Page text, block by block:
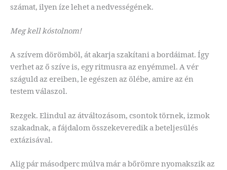
számat, ilyen íze lehet a nedvességének.
Meg kell kóstolnom!
A szívem dörömböl, át akarja szakítani a bordáimat. Így
verhet az ő szíve is, egy ritmusra az enyémmel. A vér
száguld az ereiben, le egészen az ölébe, amire az én
testem válaszol.
Rezgek. Elindul az átváltozásom, csontok törnek, izmok
szakadnak, a fájdalom összekeveredik a beteljesülés
extázisával.
Alig pár másodperc múlva már a bőrömre nyomakszik az